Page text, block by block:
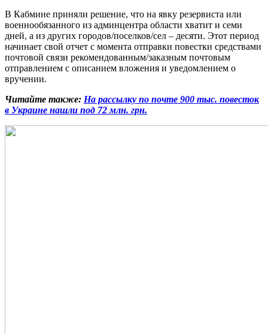
В Кабмине приняли решение, что на явку резервиста или
военнообязанного из админцентра области хватит и семи
дней, а из других городов/поселков/сел – десяти. Этот период
начинает свой отчет с момента отправки повестки средствами
почтовой связи рекомендованным/заказным почтовым
отправлением с описанием вложения и уведомлением о
вручении.
Читайте также: На рассылку по почте 900 тыс. повесток
в Украине нашли под 72 млн. грн.